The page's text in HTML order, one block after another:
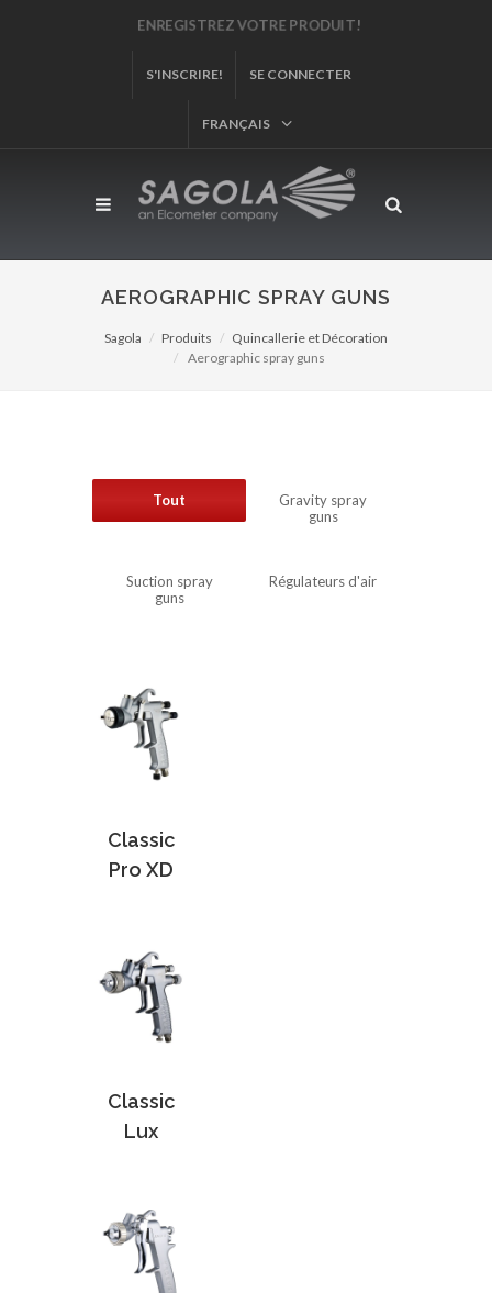
ENREGISTREZ VOTRE PRODUIT!
S'INSCRIRE! SE CONNECTER
FRANÇAIS
AEROGRAPHIC SPRAY GUNS
Sagola Produits
Quincallerie et Décoration
Aerographic spray guns
Tout
Gravity spray
guns
Suction spray
guns
Régulateurs d'air
Classic
Pro XD
Classic
Lux